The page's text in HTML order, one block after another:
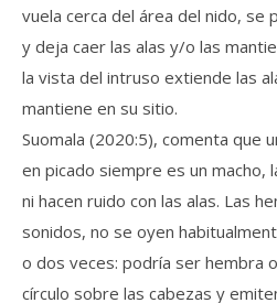
vuela cerca del área del nido, se
y deja caer las alas y/o las
la vista del intruso extiende las
mantiene en su sitio.
Suomala (2020:5), comenta que
en picado siempre es un macho,
ni hacen ruido con las alas. Las
sonidos, no se oyen
o dos veces: podría ser hembra
círculo sobre las cabezas y